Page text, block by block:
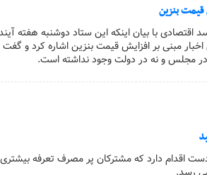
قیمت بنزین
مبنی بر افزایش قیمت بنزین اشاره کرد و
مجلس و نه در دولت وجود نداشته است.
اقدام دارد که مشترکان پر مصرف تعرفه